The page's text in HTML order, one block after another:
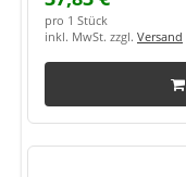
pro 1 Stück
inkl. MwSt. zzgl. Versand